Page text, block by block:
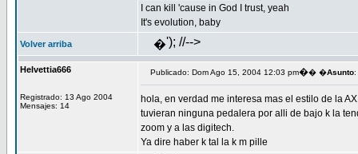
I can kill 'cause in God I trust, yeah
It's evolution, baby
Volver arriba �'); //-->
Helvettia666
Registrado: 13 Ago 2004
Mensajes: 14
Publicado: Dom Ago 15, 2004 12:03 pm�� �Asunto:
hola, en verdad me interesa mas el estilo de la
tuvieran ninguna pedalera por alli de bajo k la
zoom y a las digitech.
Ya dire haber k tal la k m pille